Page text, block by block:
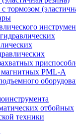
тормозом
магнитных PML-A
отбойных
техники